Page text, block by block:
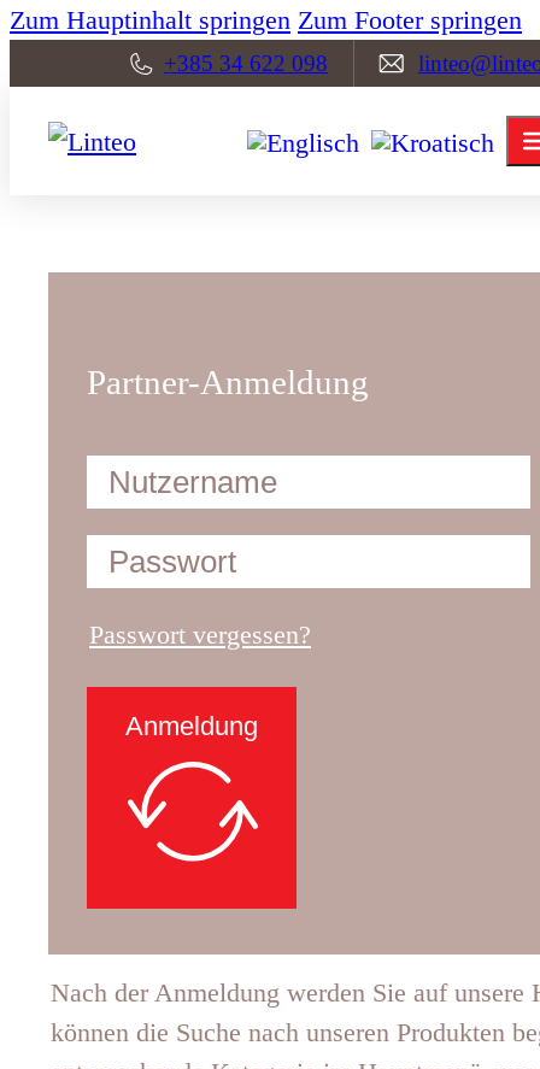
Zum Hauptinhalt springen Zum Footer springen
+385 34 622 098
Partner-Anmeldung
Passwort vergessen?
Anmeldung
Nach der Anmeldung werden Sie auf unsere
können die Suche nach unseren Produkten